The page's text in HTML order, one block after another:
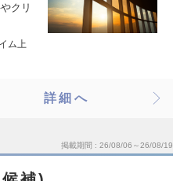
クリ
ム上
詳細へ
掲載期間 26/08/06～26/08/19